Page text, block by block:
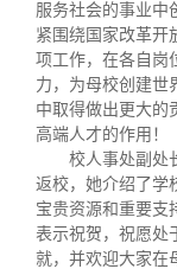
服务社会的事业中
紧围绕国家改革开
项工作，在各自岗
力，为母校创建世
中取得做出更大的
高端人才的作用！
校人事处副处
返校，她介绍了学
宝贵资源和重要支
表示祝贺，祝愿处
就，并欢迎大家在